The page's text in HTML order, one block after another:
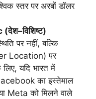
स्तर पर अरबों डॉलर
पर नहीं, बल्कि
Location) पर
यदि भारत में
का इस्तेमाल
Meta को मिलने वाले